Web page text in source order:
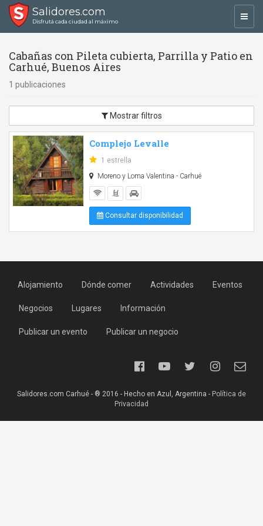
Salidores.com
Disfrutá cada ciudad al máximo
Cabañas con Pileta cubierta, Parrilla y Patio en
Carhué, Buenos Aires
1 publicaciones
Mostrar filtros
Complejo Levalle
1 estrella
Moreno y Loma Valentina - Carhué
Consultar disponibilidad
Alojamiento Dónde comer Actividades Eventos
Negocios Lugares Información
Publicar un evento Publicar un negocio
Salidores.com Carhué - ® 2016 - Hecho en Azul, Argentina - Política de
Privacidad